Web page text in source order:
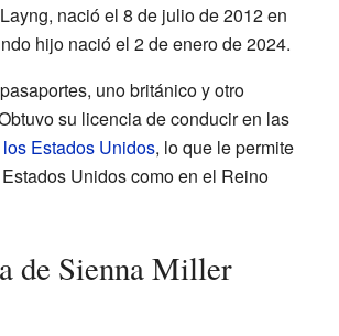
nació el 8 de julio de 2012 en
hijo nació el 2 de enero de 2024.
uno británico y otro
su licencia de conducir en las
Estados Unidos, lo que le permite
Unidos como en el Reino
de Sienna Miller